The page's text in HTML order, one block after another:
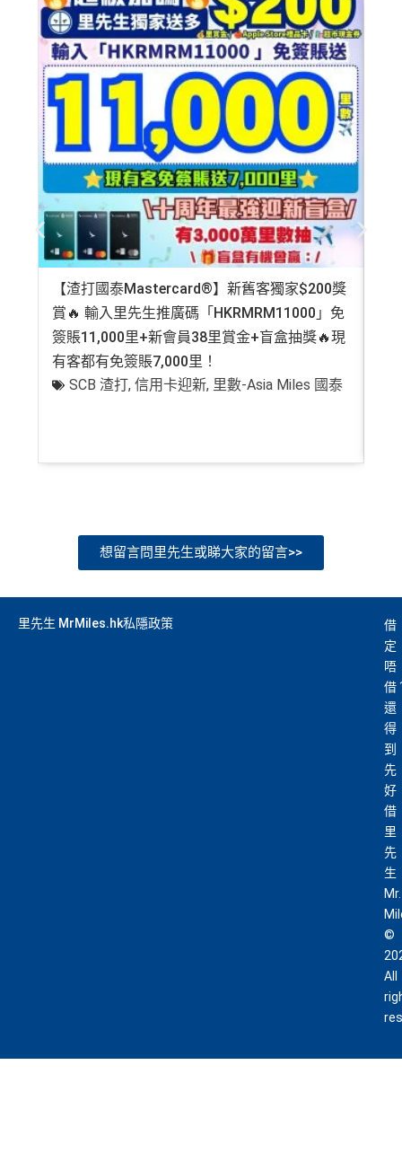
【渣打國泰Mastercard®】新舊客獨家$200獎
賞🔥 輸入里先生推廣碼「HKRMRM11000」免
簽賬11,000里+新會員38里賞金+盲盒抽獎🔥現
有客都有免簽賬7,000里！
SCB 渣打,信用卡迎新, 里數-Asia Miles 國泰
想留言問里先生或睇大家的留言>>
里先生 MrMiles.hk私隱政策
借
定
唔
借
還
得
到
先
好
借
里
先
生
Mr.
©
All